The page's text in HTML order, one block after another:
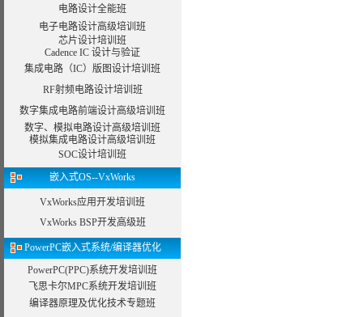
电路设计全能班
电子电路设计高级培训班
芯片设计培训班
Cadence IC 设计与验证
集成电路（IC）版图设计培训班
RF射频电路设计培训班
数字集成电路前端设计高级培训班
数字、模拟电路设计高级培训班
模拟集成电路设计高级培训班
SOC设计培训班
嵌入式OS--VxWorks
VxWorks应用开发培训班
VxWorks BSP开发高级班
PowerPC嵌入式系统/编译器优化
PowerPC(PPC)系统开发培训班
飞思卡尔MPC系统开发培训班
编译器原理及优化技术专题班